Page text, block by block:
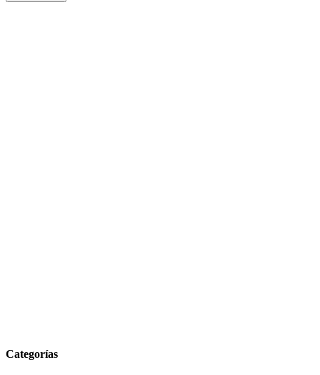
Categorías